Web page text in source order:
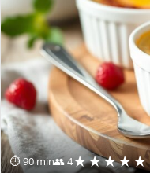
⏱ 90 min👥 4★★★★★